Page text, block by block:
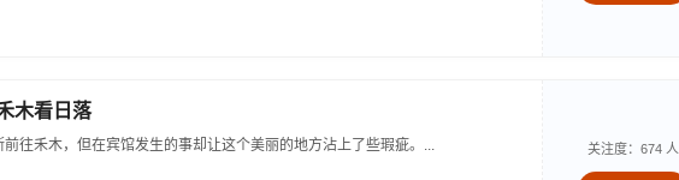
木看日落
往禾木，但在宾馆发生的事却让这个美丽的地方沾上了些瑕疵。... 关注度：674 人